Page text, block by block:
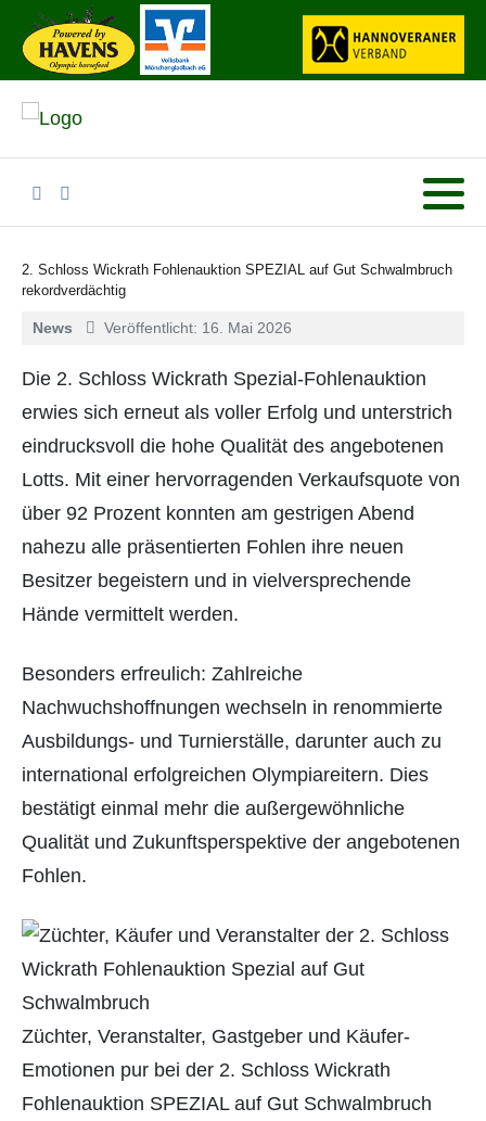
2. Schloss Wickrath Fohlenauktion SPEZIAL auf Gut Schwalmbruch
rekordverdächtig
News Veröffentlicht: 16. Mai 2026
Die 2. Schloss Wickrath Spezial-Fohlenauktion
erwies sich erneut als voller Erfolg und unterstrich
eindrucksvoll die hohe Qualität des angebotenen
Lotts. Mit einer hervorragenden Verkaufsquote von
über 92 Prozent konnten am gestrigen Abend
nahezu alle präsentierten Fohlen ihre neuen
Besitzer begeistern und in vielversprechende
Hände vermittelt werden.
Besonders erfreulich: Zahlreiche
Nachwuchshoffnungen wechseln in renommierte
Ausbildungs- und Turnierställe, darunter auch zu
international erfolgreichen Olympiareitern. Dies
bestätigt einmal mehr die außergewöhnliche
Qualität und Zukunftsperspektive der angebotenen
Fohlen.
Züchter, Veranstalter, Gastgeber und Käufer-
Emotionen pur bei der 2. Schloss Wickrath
Fohlenauktion SPEZIAL auf Gut Schwalmbruch